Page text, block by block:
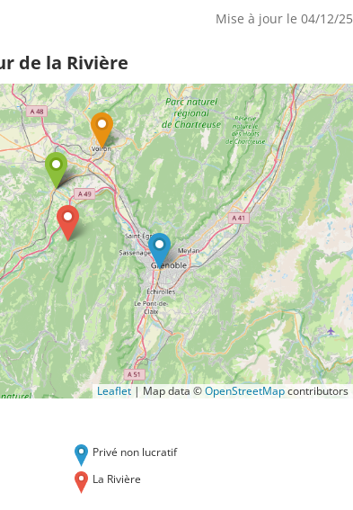
Mise à jour le 04/12/25
de la Rivière
Leaflet | Map data ©OpenStreetMapcontributors
Privé non lucratif
La Rivière